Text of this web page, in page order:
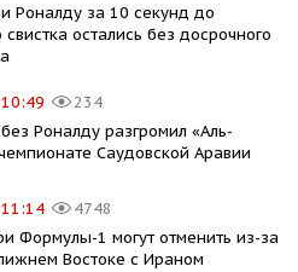
Роналду за 10 секунд до
остались без досрочного
234
Роналду разгромил «Аль-
Саудовской Аравии
4748
Формулы-1 могут отменить из-за
Востоке с Ираном